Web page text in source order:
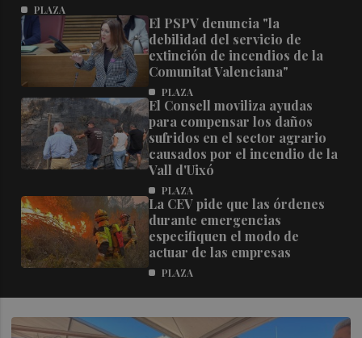
PLAZA
El PSPV denuncia "la
debilidad del servicio de
extinción de incendios de la
Comunitat Valenciana"
PLAZA
El Consell moviliza ayudas
para compensar los daños
sufridos en el sector agrario
causados por el incendio de la
Vall d'Uixó
PLAZA
La CEV pide que las órdenes
durante emergencias
especifiquen el modo de
actuar de las empresas
PLAZA